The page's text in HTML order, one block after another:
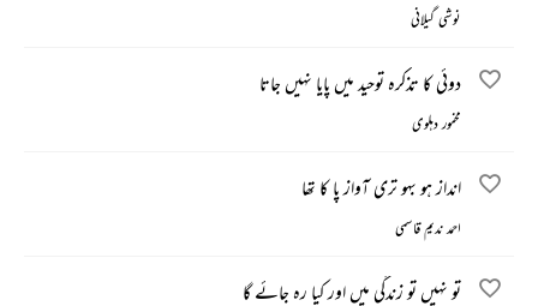
نوشی گیلانی
دوئی کا تذکرہ توحید میں پایا نہیں جاتا
مخمور دہلوی
انداز ہو بہو تری آواز پا کا تھا
احمد ندیم قاسمی
تو نہیں تو زندگی میں اور کیا رہ جائے گا